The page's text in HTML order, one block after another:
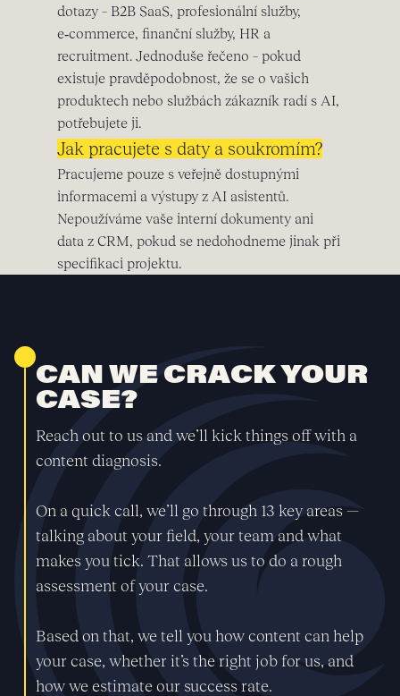
dotazy – B2B SaaS, profesionální služby,
e‑commerce, finanční služby, HR a
recruitment. Jednoduše řečeno – pokud
existuje pravděpodobnost, že se o vašich
produktech nebo službách zákazník radí s AI,
potřebujete ji.
Jak pracujete s daty a soukromím?
Pracujeme pouze s veřejně dostupnými
informacemi a výstupy z AI asistentů.
Nepoužíváme vaše interní dokumenty ani
data z CRM, pokud se nedohodneme jinak při
specifikaci projektu.
CAN WE CRACK YOUR
CASE?
Reach out to us and we’ll kick things off with a
content diagnosis.
On a quick call, we’ll go through 13 key areas —
talking about your field, your team and what
makes you tick. That allows us to do a rough
assessment of your case.
Based on that, we tell you how content can help
your case, whether it’s the right job for us, and
how we estimate our success rate.